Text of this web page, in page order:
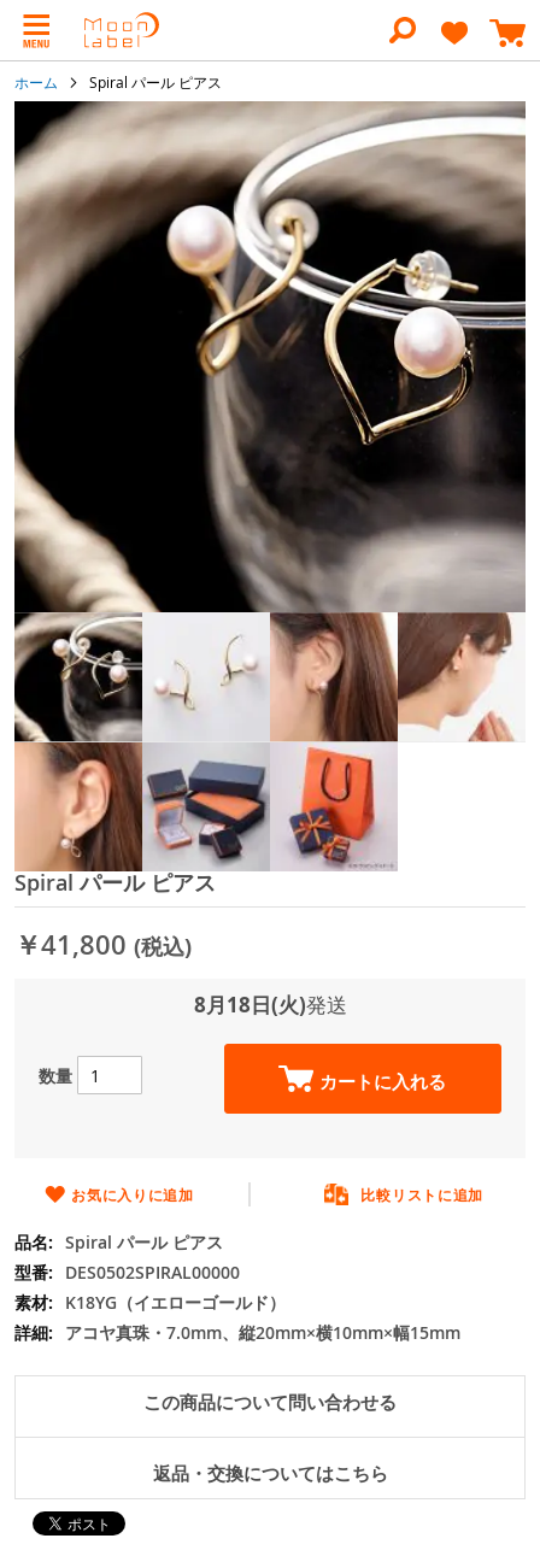
ン
ン
に
ス
ッ
検
ホーム Spiral パール ピアス
ー
ギ
リ
の
最
後
に
動
す
る
イ
メ
ー
ジ
す
る
Spiral パール ピアス
￥41,800 (税込)
8月18日(火)発送
数量 カートに入れる
お気に入りに追加 比較リストに追加
Spiral パール ピアス
DES0502SPIRAL00000
K18YG（イエローゴールド）
アコヤ真珠・7.0mm、縦20mm×横10mm×幅15mm
この商品について問い合わせる
返品・交換についてはこちら